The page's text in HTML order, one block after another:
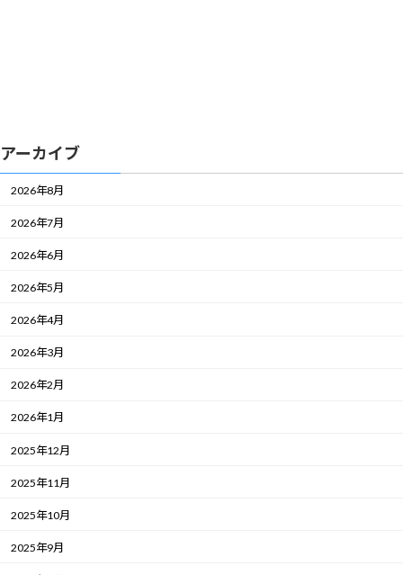
アーカイブ
2026年8月
2026年7月
2026年6月
2026年5月
2026年4月
2026年3月
2026年2月
2026年1月
2025年12月
2025年11月
2025年10月
2025年9月